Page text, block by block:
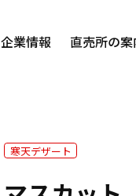
企業情報 直売所の案
寒天デザート